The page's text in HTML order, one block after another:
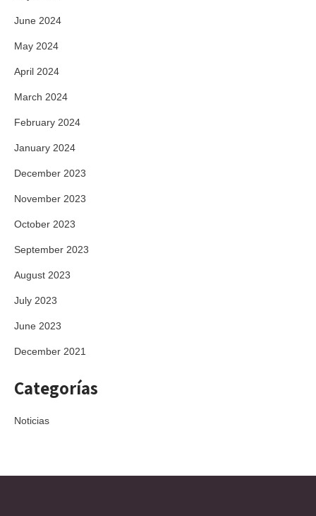
June 2024
May 2024
April 2024
March 2024
February 2024
January 2024
December 2023
November 2023
October 2023
September 2023
August 2023
July 2023
June 2023
December 2021
Categorías
Noticias